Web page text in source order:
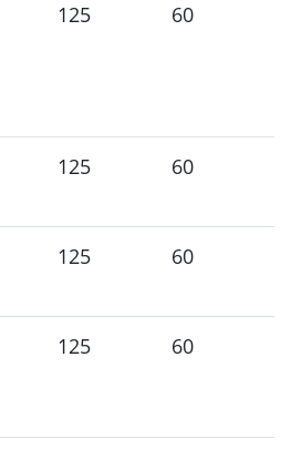
125 60
125 60
125 60
125 60